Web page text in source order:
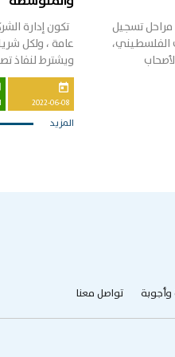
الاولى الحلقة
مراحل تسجيل
الفلسطيني،
من هنا
تكون إدارة
عامة ، ولكل
ويشترط لنفاذ
كمفوض
today
2022-06-08
المزيد
وأجوبة تواصل معنا